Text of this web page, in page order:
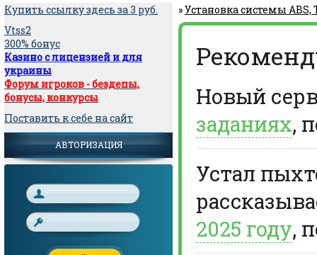
Купить ссылку здесь за3 руб.
Vtss2
300% бонус
Казино с лицензией и для
украины
Форум игроков - бездепы,
бонусы, конкурсы
Поставить к себе на сайт
АВТОРИЗАЦИЯ
»Установка системы
Новый
заданиях,
Устал
2025 году,